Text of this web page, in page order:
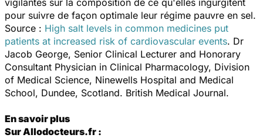
pour suivre de façon optimale leur régime pauvre en sel.
Source : High salt levels in common medicines put
patients at increased risk of cardiovascular events. Dr
Jacob George, Senior Clinical Lecturer and Honorary
Consultant Physician in Clinical Pharmacology, Division
of Medical Science, Ninewells Hospital and Medical
School, Dundee, Scotland. British Medical Journal.
En savoir plus
Sur Allodocteurs.fr :